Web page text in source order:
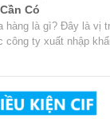
Có
hàng là gì? Đây là vị
công ty xuất nhập